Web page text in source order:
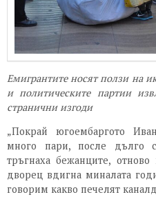
Емигрантите носят ползи на
и политическите партии
странични изгоди
„Покрай югоембаргото
много пари, после дълго
тръгнаха бежанците,
дворец вдигна миналата
говорим какво печелят